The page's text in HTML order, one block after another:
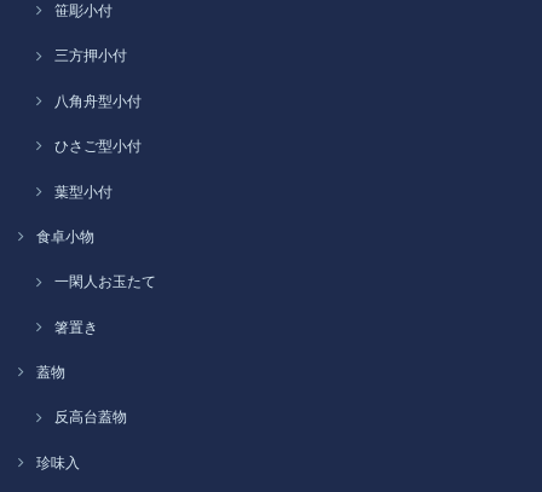
笹彫小付
三方押小付
八角舟型小付
ひさご型小付
葉型小付
食卓小物
一閑人お玉たて
箸置き
蓋物
反高台蓋物
珍味入